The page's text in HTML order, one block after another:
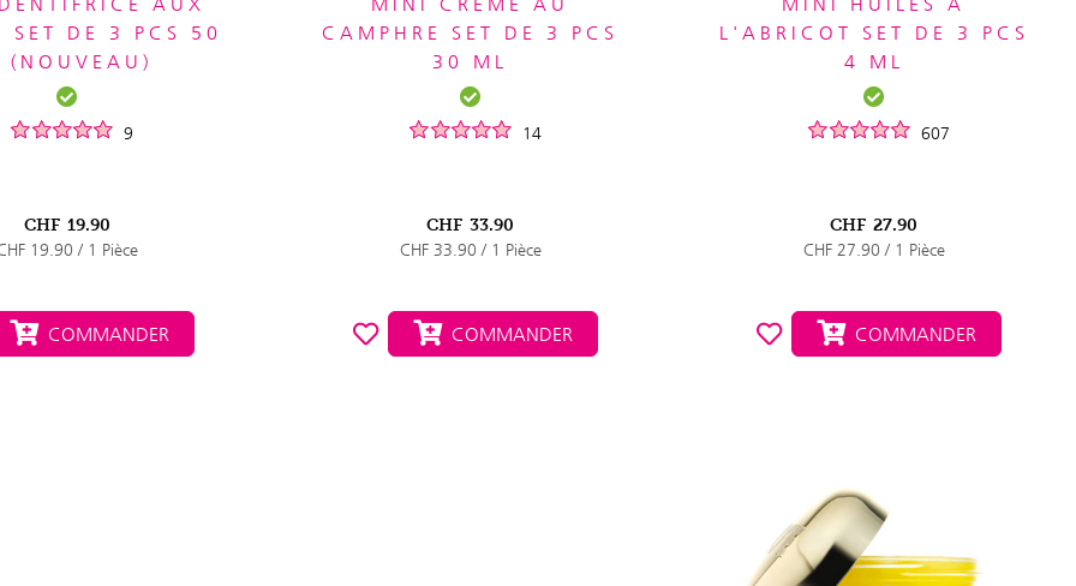
SET DE 3 PCS 50
(NOUVEAU)
9
CHF 19.90
19.90 / 1 Pièce
COMMANDER
CAMPHRE SET DE 3 PCS
30 ML
14
CHF 33.90
CHF 33.90 / 1 Pièce
COMMANDER
L'ABRICOT SET DE 3 PCS
4 ML
607
CHF 27.90
CHF 27.90 / 1 Pièce
COMMANDER